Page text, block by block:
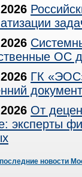
ОС
ГК
От
эксперты
последние новости